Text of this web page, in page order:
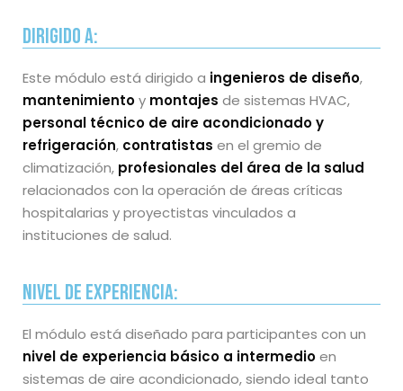
Dirigido a:
Este módulo está dirigido a ingenieros de diseño,
mantenimientoy montajes de sistemas HVAC,
personal técnico de aire acondicionado y
refrigeración, contratistas en el gremio de
climatización, profesionales del área de la salud
relacionados con la operación de áreas críticas
hospitalarias y proyectistas vinculados a
instituciones de salud.
Nivel de Experiencia:
El módulo está diseñado para participantes con un
nivel de experiencia básico a intermedioen
sistemas de aire acondicionado, siendo ideal tanto